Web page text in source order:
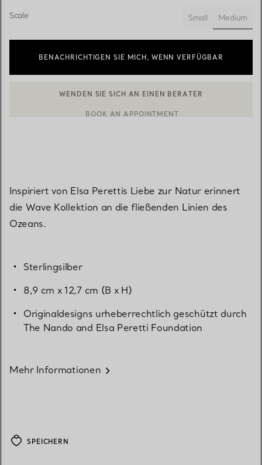
Scale Small
Medium
BENACHRICHTIGEN SIE MICH, WENN VERFÜGBAR
Inspiriert von Elsa Perettis Liebe zur Natur erinnert
die Wave Kollektion an die fließenden Linien des
Ozeans.
Sterlingsilber
8,9 cm x 12,7 cm (B x H)
Originaldesigns urheberrechtlich geschützt durch
The Nando and Elsa Peretti Foundation
Mehr Informationen
SPEICHERN